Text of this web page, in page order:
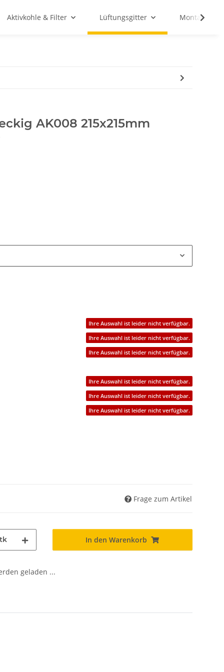
Aktivkohle & Filter Lüftungsgitter
AK008 215x215mm
Ihre Auswahl ist leider nicht verfügbar.
Ihre Auswahl ist leider nicht verfügbar.
Ihre Auswahl ist leider nicht verfügbar.
Ihre Auswahl ist leider nicht verfügbar.
Ihre Auswahl ist leider nicht verfügbar.
Ihre Auswahl ist leider nicht verfügbar.
Frage zum Artikel
In den Warenkorb
geladen ...